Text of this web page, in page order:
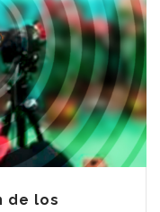
de los